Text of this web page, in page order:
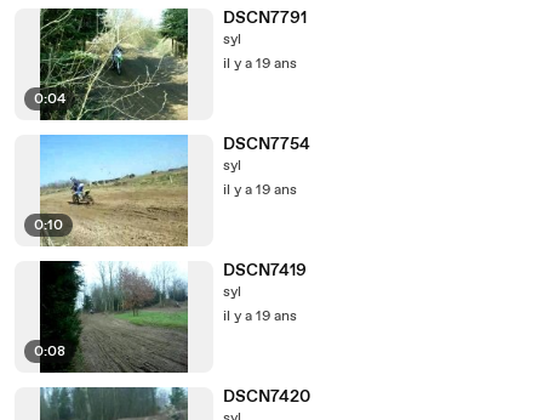
0:04
DSCN7791
syl
il y a 19 ans
0:10
DSCN7754
syl
il y a 19 ans
0:08
DSCN7419
syl
il y a 19 ans
DSCN7420